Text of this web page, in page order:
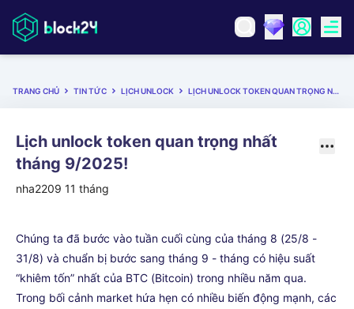
TRANG CHỦ TIN TỨC LỊCH UNLOCK LỊCH UNLOCK TOKEN QUAN TRỌNG NHẤT THÁNG 9/2025!
Lịch unlock token quan trọng nhất
tháng 9/2025!
nha2209 11 tháng
Chúng ta đã bước vào tuần cuối cùng của tháng 8 (25/8 -
31/8) và chuẩn bị bước sang tháng 9 - tháng có hiệu suất
“khiêm tốn” nhất của BTC (Bitcoin) trong nhiều năm qua.
Trong bối cảnh market hứa hẹn có nhiều biến động mạnh, các